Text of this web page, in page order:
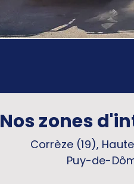
Nos zones
Corrèze (19),
Puy-de-